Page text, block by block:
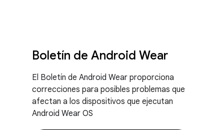
Boletín de Android Wear
El Boletín de Android Wear proporciona
correcciones para posibles problemas que
afectan a los dispositivos que ejecutan
Android Wear OS